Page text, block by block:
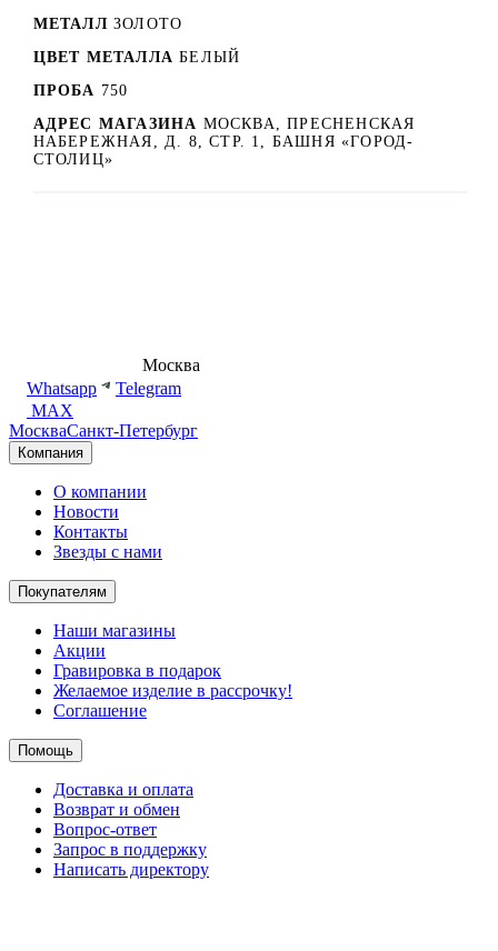
МЕТАЛЛ ЗОЛОТО
ЦВЕТ МЕТАЛЛА БЕЛЫЙ
ПРОБА 750
АДРЕС МАГАЗИНА МОСКВА, ПРЕСНЕНСКАЯ
НАБЕРЕЖНАЯ, Д. 8, СТР. 1, БАШНЯ «ГОРОД-
СТОЛИЦ»
Москва
Whatsapp
Telegram
MAX
МоскваСанкт-Петербург
Компания
О компании
Новости
Контакты
Звезды с нами
Покупателям
Наши магазины
Акции
Гравировка в подарок
Желаемое изделие в рассрочку!
Соглашение
Помощь
Доставка и оплата
Возврат и обмен
Вопрос-ответ
Запрос в поддержку
Написать директору